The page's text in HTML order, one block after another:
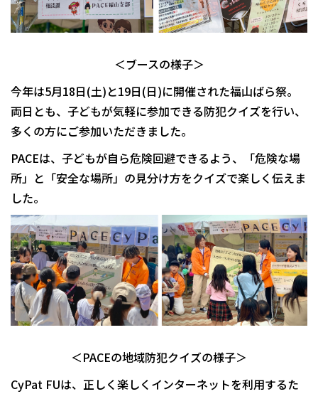
＜ブースの様子＞
今年は5月18日(土)と19日(日)に開催された福山ばら祭。
両日とも、子どもが気軽に参加できる防犯クイズを行い、
多くの方にご参加いただきました。
PACEは、子どもが自ら危険回避できるよう、「危険な場
所」と「安全な場所」の見分け方をクイズで楽しく伝えま
した。
＜PACEの地域防犯クイズの様子＞
CyPat FUは、正しく楽しくインターネットを利用するた